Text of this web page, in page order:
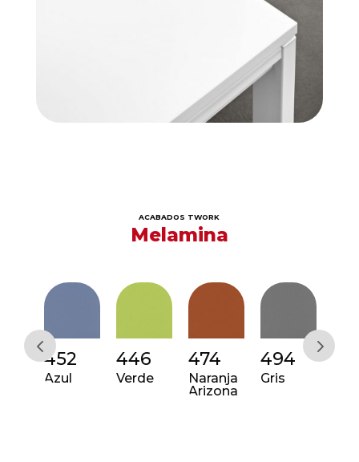
ACABADOS TWORK
Melamina
452
Azul
446
Verde
474
Naranja
Arizona
494
Gris